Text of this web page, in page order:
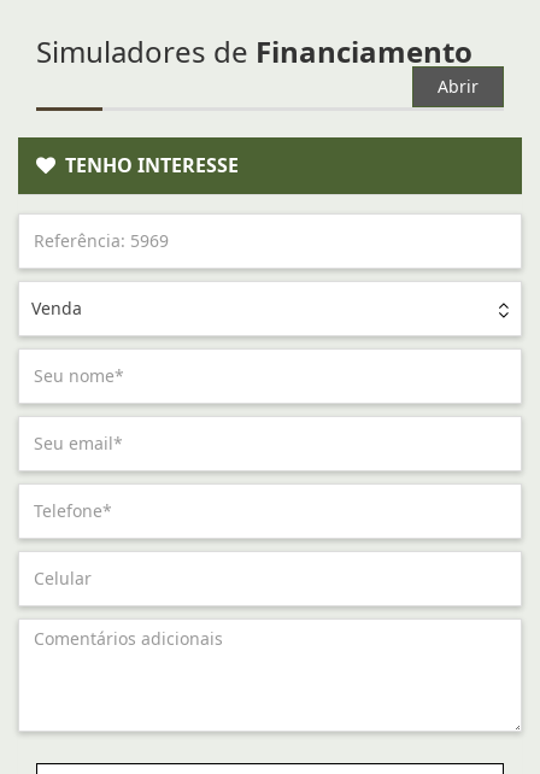
Simuladores de Financiamento
Abrir
TENHO INTERESSE
Venda